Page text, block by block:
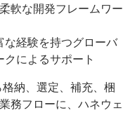
軟な開発フレームワー
な経験を持つグローバ
によるサポート
納、選定、補充、梱
務フローに、ハネウェ